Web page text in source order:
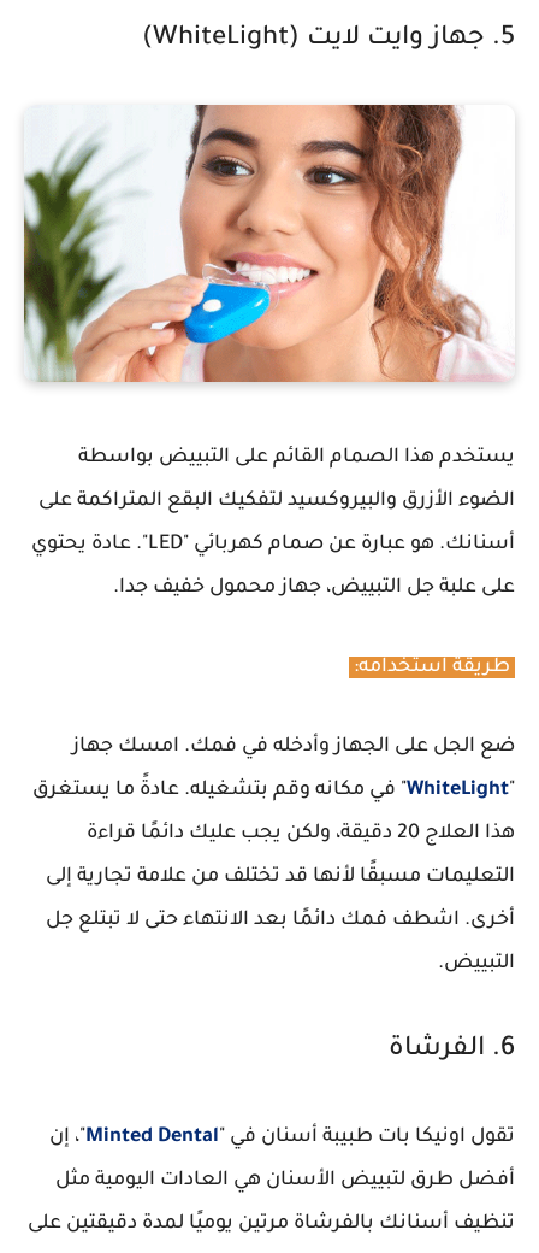
5. جهاز وايت لايت (WhiteLight)
يستخدم هذا الصمام القائم على التبييض بواسطة
الضوء الأزرق والبيروكسيد لتفكيك البقع المتراكمة على
أسنانك. هو عبارة عن صمام كهربائي "LED". عادة يحتوي
على علبة جل التبييض، جهاز محمول خفيف جدا.
طريقة استخدامه:
ضع الجل على الجهاز وأدخله في فمك. امسك جهاز
"
WhiteLight" في مكانه وقم بتشغيله. عادةً ما يستغرق
هذا العلاج 20 دقيقة، ولكن يجب عليك دائمًا قراءة
التعليمات مسبقًا لأنها قد تختلف من علامة تجارية إلى
أخرى. اشطف فمك دائمًا بعد الانتهاء حتى لا تبتلع جل
التبييض.
6. الفرشاة
تقول اونيكا بات طبيبة أسنان في "Minted Dental"، إن
أفضل طرق لتبييض الأسنان هي العادات اليومية مثل
تنظيف أسنانك بالفرشاة مرتين يوميًا لمدة دقيقتين على